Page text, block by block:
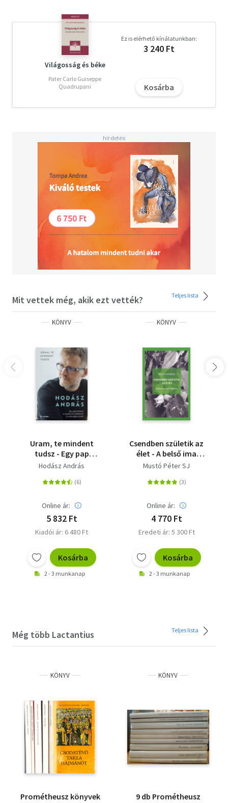
helyéről vallott felfogása. Az Isteni tanítások
forrásértéke igen jelentős: számos, azóta elveszett ókori
irodalmi, bölcseleti írásból őrzött meg töredékeket,
valamint a kortárs és szemtanú hitelességével érzékelteti
az üldözések korának drámai légkörét.
Világosság és béke
Pater Carlo Guiseppe
Quadrupani
Ez is elérhető kínálatunkban:
3 240 Ft
Kosárba
Mit vettek még, akik ezt vették? Teljes lista
KÖNYV
Uram, te mindent
tudsz - Egy pap
története az
és a hit megőrzéséről
Hodász András
Online ár:
5 832 Ft
Kiadói ár: 6 480 Ft
Kosárba
2 - 3 munkanap
KÖNYV
Csendben születik az
élet - A belső ima
tapasztalatairól
Mustó Péter SJ
Online ár:
4 770 Ft
Eredeti ár: 5 300 Ft
Kosárba
2 - 3 munkanap
Még több Lactantius Teljes lista
KÖNYV
Prométheusz könyvek
KÖNYV
9 db Prométheusz